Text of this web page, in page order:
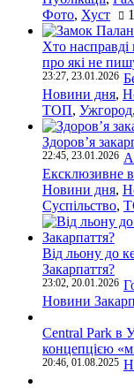
Фото, Хуст
Хто насправді
про які не
23:27, 23.01.2026
Новини дня,
ТОП, Ужгород,
Здоров’я
22:45, 23.01.2026
Ексклюзивне
Новини дня,
Суспільство,
Від льону до
Закарпаття?
23:02, 20.01.2026
Новини
Central Park в
концепцією
20:46, 01.08.2025